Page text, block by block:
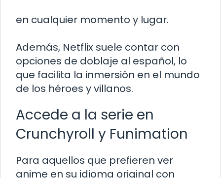
en cualquier momento y lugar.
Además, Netflix suele contar con
opciones de doblaje al español, lo
que facilita la inmersión en el mundo
de los héroes y villanos.
Accede a la serie en
Crunchyroll y Funimation
Para aquellos que prefieren ver
anime en su idioma original con